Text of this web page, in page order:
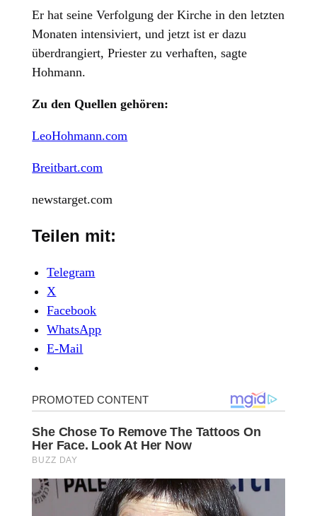
Er hat seine Verfolgung der Kirche in den letzten
Monaten intensiviert, und jetzt ist er dazu
überdrangiert, Priester zu verhaften, sagte
Hohmann.
Zu den Quellen gehören:
LeoHohmann.com
Breitbart.com
newstarget.com
Teilen mit:
Telegram
X
Facebook
WhatsApp
E-Mail